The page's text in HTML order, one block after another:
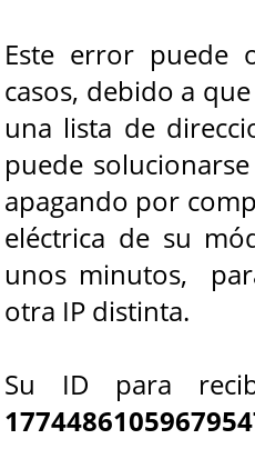
Este error puede
casos, debido a
una lista de
puede
apagando por
eléctrica de su
unos minutos,
otra IP distinta.
Su ID para